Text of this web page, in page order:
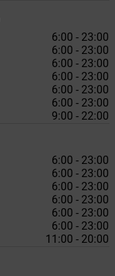
6:00 - 23:00
6:00 - 23:00
6:00 - 23:00
6:00 - 23:00
6:00 - 23:00
6:00 - 23:00
9:00 - 22:00
6:00 - 23:00
6:00 - 23:00
6:00 - 23:00
6:00 - 23:00
6:00 - 23:00
6:00 - 23:00
11:00 - 20:00